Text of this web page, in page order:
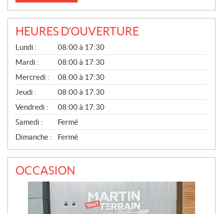
HEURES D'OUVERTURE
G
É
N
É
R
A
L
Lundi :
08:00 à 17:30
Mardi :
08:00 à 17:30
Mercredi :
08:00 à 17:30
Jeudi :
08:00 à 17:30
Vendredi :
08:00 à 17:30
Samedi :
Fermé
Dimanche :
Fermé
OCCASION